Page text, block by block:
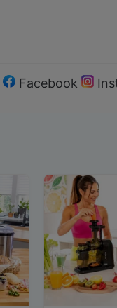
Facebook